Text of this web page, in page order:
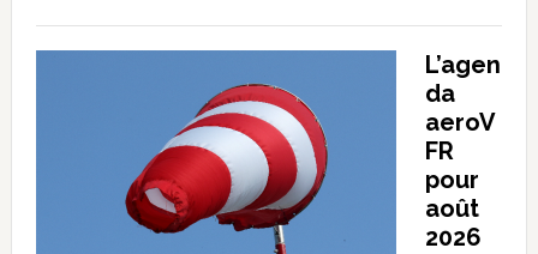
L’agen
da
aeroV
FR
pour
août
2026